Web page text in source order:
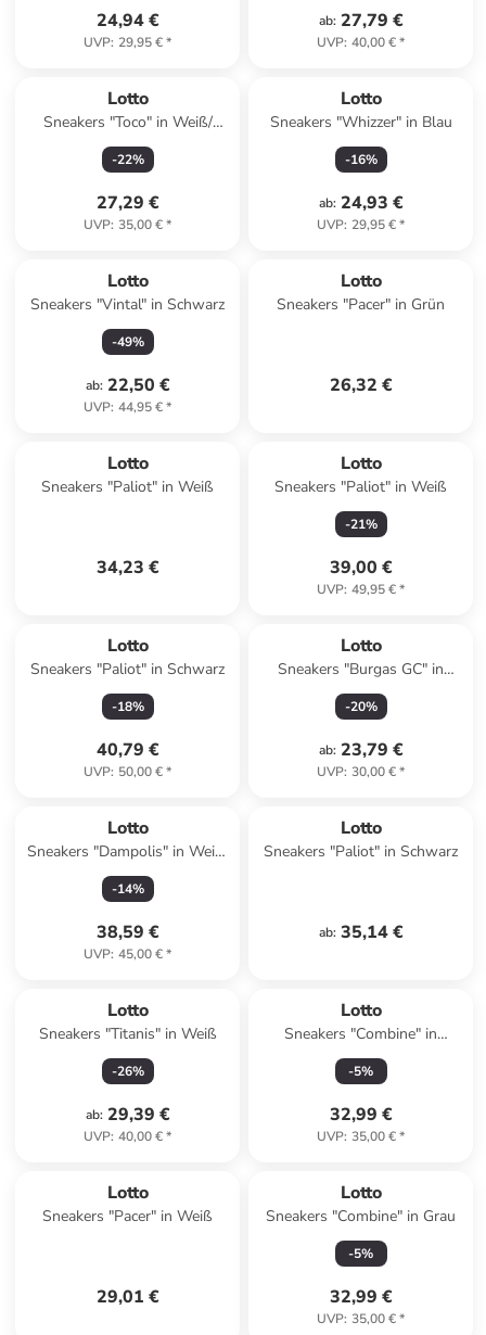
24,94 €
UVP: 29,95 €*
ab: 27,79 €
UVP: 40,00 €*
Lotto
Sneakers "Toco" in Weiß/
Hellbraun
-22%
27,29 €
UVP: 35,00 €*
Lotto
Sneakers "Whizzer" in Blau
-16%
ab: 24,93 €
UVP: 29,95 €*
Lotto
Sneakers "Vintal" in Schwarz
-49%
ab: 22,50 €
UVP: 44,95 €*
Lotto
Sneakers "Pacer" in Grün
26,32 €
Lotto
Sneakers "Paliot" in Weiß
34,23 €
Lotto
Sneakers "Paliot" in Weiß
-21%
39,00 €
UVP: 49,95 €*
Lotto
Sneakers "Paliot" in Schwarz
-18%
40,79 €
UVP: 50,00 €*
Lotto
Sneakers "Burgas GC" in
Weiß/ Rot
-20%
ab: 23,79 €
UVP: 30,00 €*
Lotto
Sneakers "Dampolis" in Weiß/
Grau
-14%
38,59 €
UVP: 45,00 €*
Lotto
Sneakers "Paliot" in Schwarz
ab: 35,14 €
Lotto
Sneakers "Titanis" in Weiß
-26%
ab: 29,39 €
UVP: 40,00 €*
Lotto
Sneakers "Combine" in
Schwarz
-5%
32,99 €
UVP: 35,00 €*
Lotto
Sneakers "Pacer" in Weiß
29,01 €
Lotto
Sneakers "Combine" in Grau
-5%
32,99 €
UVP: 35,00 €*